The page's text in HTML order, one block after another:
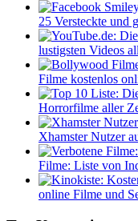
25 Versteckte und
lustigsten Videos
Filme kostenlos
Horrorfilme aller
Xhamster Nutzer
Filme: Liste von
online Filme und